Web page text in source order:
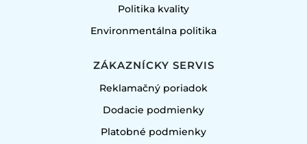
Politika kvality
Environmentálna politika
ZÁKAZNÍCKY SERVIS
Reklamačný poriadok
Dodacie podmienky
Platobné podmienky